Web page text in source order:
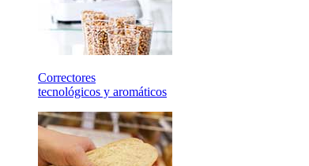
Correctores
tecnológicos y aromáticos